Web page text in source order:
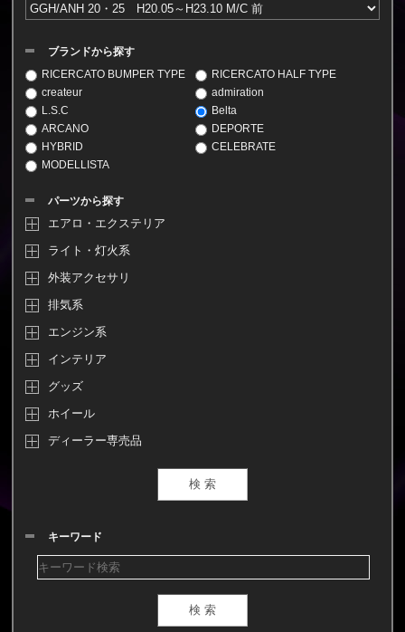
ブランドから探す
RICERCATO BUMPER TYPE
RICERCATO HALF TYPE
createur
admiration
L.S.C
Belta
ARCANO
DEPORTE
HYBRID
CELEBRATE
MODELLISTA
パーツから探す
エアロ・エクステリア
ライト・灯火系
外装アクセサリ
排気系
エンジン系
インテリア
グッズ
ホイール
ディーラー専売品
キーワード